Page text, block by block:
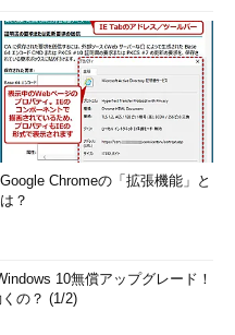
グラフィックス・カードへ
る。もちろん、複数の仮想マ
、VRAMを分割して各仮想マ
れにより、ソフトウェア・エ
な機能の実現や、高速な描画
容（ビットマップ・デー
ピュータに転送され、そのウ
り、リモート・デスクトッ
、仮想マシン上で3Dグラフ
ある。クライアントPC側に
Google Chromeの「拡張機能」と
は？
10無償アップグレード！
の？ (1/2)